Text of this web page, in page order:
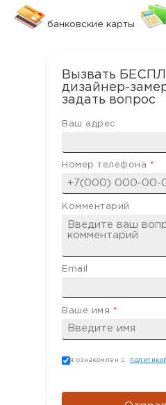
банковские карты
Вызвать
дизайнер-
задать вопрос
Ваш адрес
Номер телефона *
Комментарий
Email
Ваше имя *
я ознакомлен с